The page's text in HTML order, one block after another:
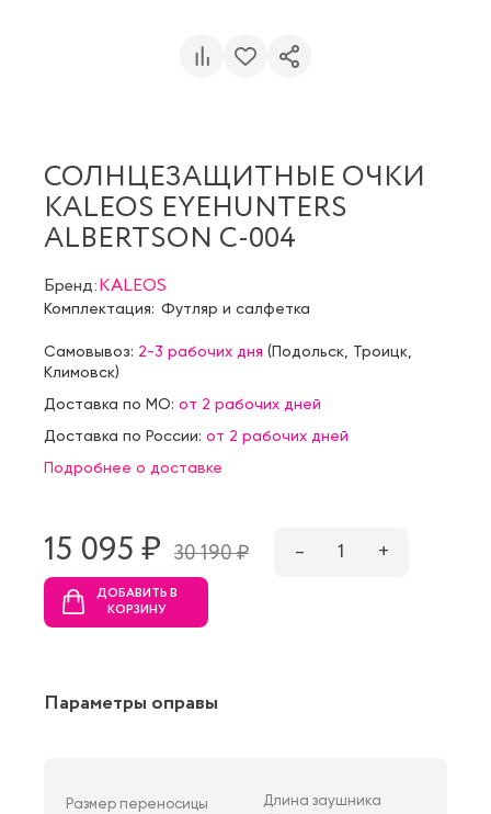
СОЛНЦЕЗАЩИТНЫЕ ОЧКИ
KALEOS EYEHUNTERS
ALBERTSON C-004
Бренд:KALEOS
Комплектация: Футляр и салфетка
Самовывоз: 2-3 рабочих дня (Подольск Троицк
Климовск)
Доставка по МО: от 2 рабочих дней
Доставка по России: от 2 рабочих дней
Подробнее о доставке
15 095 ₷ 30 190 ₷ – 1 +
ДОБАВИТЬ В
КОРЗИНУ
Параметры оправы
Размер переносицы Длина заушника